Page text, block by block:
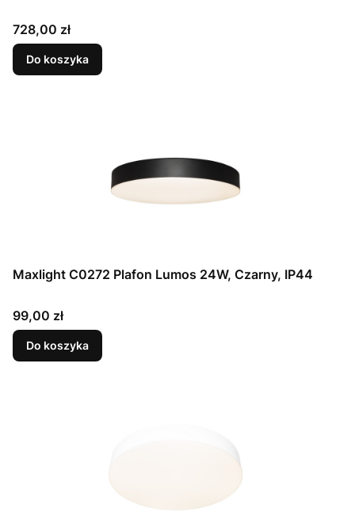
Cena
728,00 zł
Do koszyka
Maxlight C0272 Plafon Lumos 24W, Czarny, IP44
Cena
99,00 zł
Do koszyka